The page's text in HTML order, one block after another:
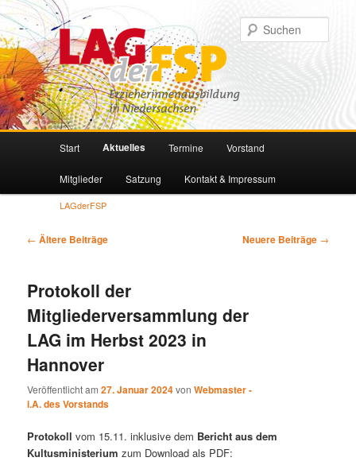
Zum
primären
Zum
sekundären
Start Aktuelles Termine Vorstand
Mitglieder Satzung Kontakt & Impressum
LAGderFSP
Beitragsnavigation
← Ältere Beiträge Neuere Beiträge →
Protokoll der
Mitgliederversammlung der
LAG im Herbst 2023 in
Hannover
Veröffentlicht am27. Januar 2024vonWebmaster -
i.A. des Vorstands
Protokoll vom 15.11. inklusive dem Bericht aus dem
Kultusministerium zum Download als PDF: